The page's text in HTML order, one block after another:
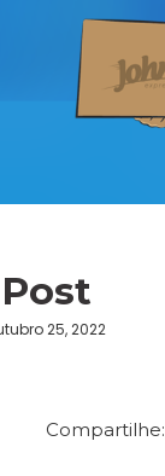
Post
25, 2022
Compartilhe: